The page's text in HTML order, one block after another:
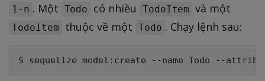
1-n . Một Todo có nhiều TodoItem và một
TodoItem thuộc về một Todo . Chạy lệnh sau: